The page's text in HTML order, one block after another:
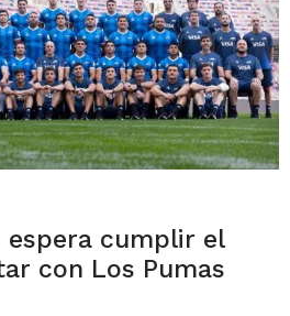
espera cumplir el
con Los Pumas